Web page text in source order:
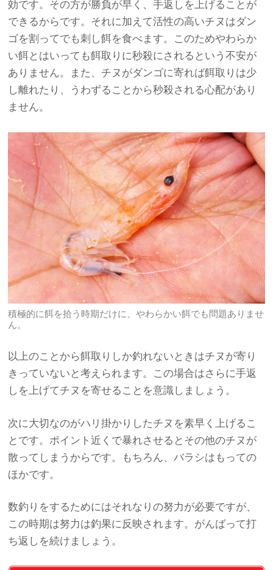
効です。その方が勝負が早く、手返しを上げることが
できるからです。それに加えて活性の高いチヌはダン
ゴを割ってでも刺し餌を食べます。このためやわらか
い餌とはいっても餌取りに秒殺にされるという不安が
ありません。また、チヌがダンゴに寄れば餌取りは少
し離れたり、うわずることから秒殺される心配があり
ません。
積極的に餌を拾う時期だけに、やわらかい餌でも問題ありませ
ん。
以上のことから餌取りしか釣れないときはチヌが寄り
きっていないと考えられます。この場合はさらに手返
しを上げてチヌを寄せることを意識しましょう。
次に大切なのがハリ掛かりしたチヌを素早く上げるこ
とです。ポイント近くで暴れさせるとその他のチヌが
散ってしまうからです。もちろん、バラシはもっての
ほかです。
数釣りをするためにはそれなりの努力が必要ですが、
この時期は努力は釣果に反映されます。がんばって打
ち返しを続けましょう。